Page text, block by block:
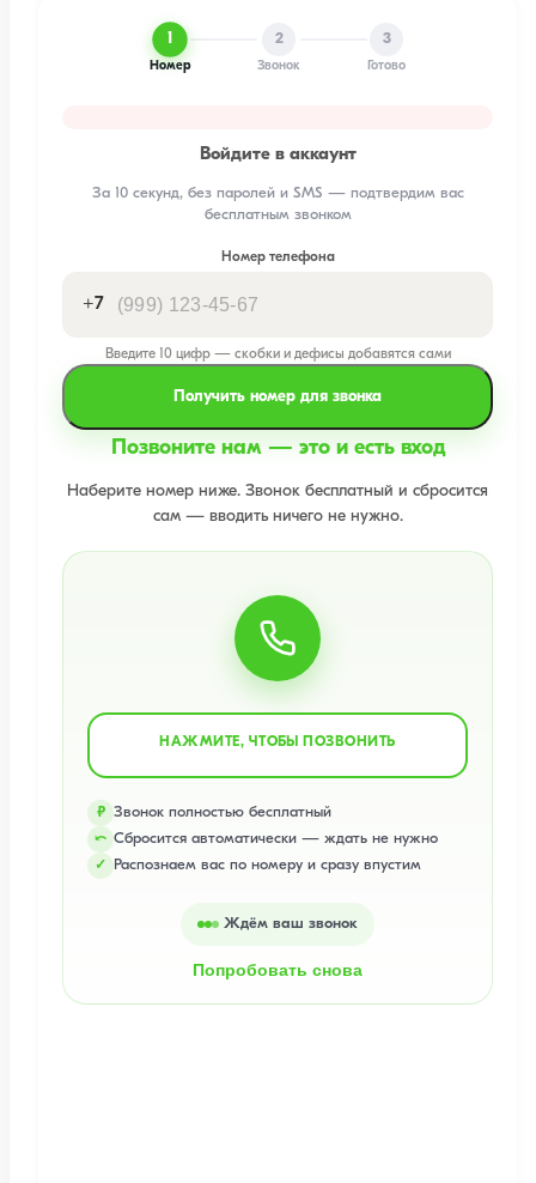
1
Номер
2
Звонок
3
Готово
Войдите в аккаунт
За 10 секунд, без паролей и SMS — подтвердим вас
бесплатным звонком
Номер телефона
+7
Введите 10 цифр — скобки и дефисы добавятся сами
Получить номер для звонка
Позвоните нам — это и есть вход
Наберите номер ниже. Звонок бесплатный и сбросится
сам — вводить ничего не нужно.
НАЖМИТЕ, ЧТОБЫ ПОЗВОНИТЬ
₽ Звонок полностью бесплатный
⤺ Сбросится автоматически — ждать не нужно
✓ Распознаем вас по номеру и сразу впустим
Ждём ваш звонок
Попробовать снова